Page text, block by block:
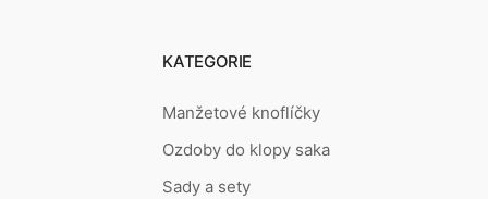
KATEGORIE
Manžetové knoflíčky
Ozdoby do klopy saka
Sady a sety